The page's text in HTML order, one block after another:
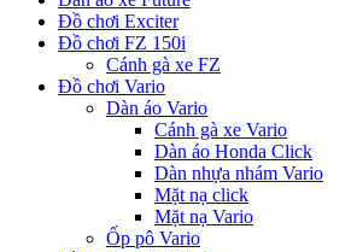
Đồ chơi Exciter
Đồ chơi FZ 150i
Cánh gà xe FZ
Đồ chơi Vario
Dàn áo Vario
Cánh gà xe Vario
Dàn áo Honda Click
Dàn nhựa nhám Vario
Mặt nạ click
Mặt nạ Vario
Ốp pô Vario